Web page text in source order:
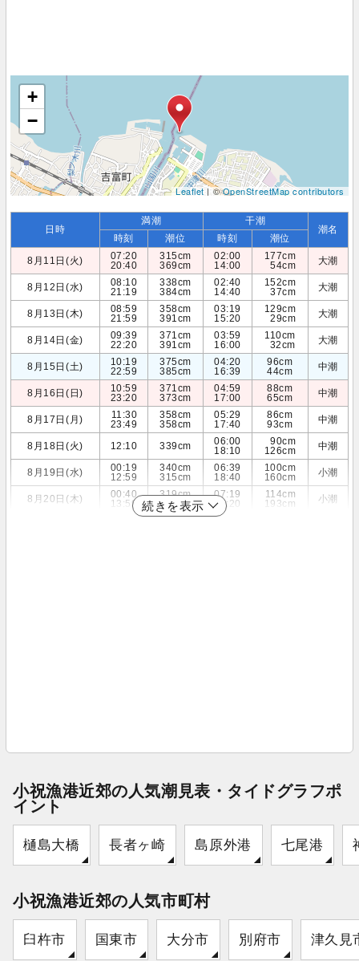
+
−
Leaflet | ©OpenStreetMap contributors
日時
満潮 干潮
潮名
時刻 潮位 時刻
潮位
8月11日(火)
07:20
20:40
315cm
369cm
02:00
14:00
177cm
54cm
大潮
8月12日(水)
08:10
21:19
338cm
384cm
02:40
14:40
152cm
37cm
大潮
8月13日(木)
08:59
21:59
358cm
391cm
03:19
15:20
129cm
29cm
大潮
8月14日(金)
09:39
22:20
371cm
391cm
03:59
16:00
110cm
32cm
大潮
8月15日(土)
10:19
22:59
375cm
385cm
04:20
16:39
96cm
44cm
中潮
8月16日(日)
10:59
23:20
371cm
373cm
04:59
17:00
88cm
65cm
中潮
8月17日(月)
11:30
23:49
358cm
358cm
05:29
17:40
86cm
93cm
中潮
8月18日(火) 12:10 339cm
06:00
18:10
90cm
126cm
中潮
8月19日(水)
00:19
12:59
340cm
315cm
06:39
18:40
100cm
160cm
小潮
8月20日(木)
00:40
13:59
319cm
290cm
07:19
19:20
114cm
193cm
小潮
続きを表示
小祝漁港近郊の人気潮見表・タイドグラフポ
イント
樋島大橋 長者ヶ崎 島原外港 七尾港
小祝漁港近郊の人気市町村
臼杵市 国東市 大分市 別府市 津久見